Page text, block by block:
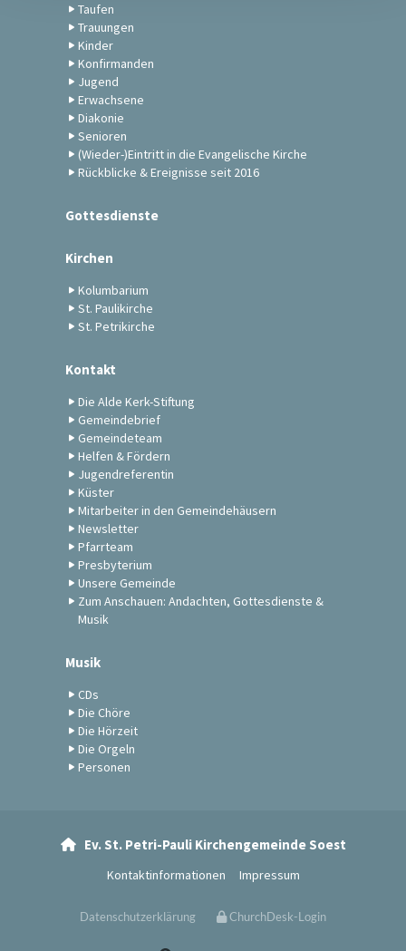
Taufen
Trauungen
Kinder
Konfirmanden
Jugend
Erwachsene
Diakonie
Senioren
(Wieder-)Eintritt in die Evangelische Kirche
Rückblicke & Ereignisse seit 2016
Gottesdienste
Kirchen
Kolumbarium
St. Paulikirche
St. Petrikirche
Kontakt
Die Alde Kerk-Stiftung
Gemeindebrief
Gemeindeteam
Helfen & Fördern
Jugendreferentin
Küster
Mitarbeiter in den Gemeindehäusern
Newsletter
Pfarrteam
Presbyterium
Unsere Gemeinde
Zum Anschauen: Andachten, Gottesdienste &
Musik
Musik
CDs
Die Chöre
Die Hörzeit
Die Orgeln
Personen
Ev. St. Petri-Pauli Kirchengemeinde Soest
Kontaktinformationen Impressum
Datenschutzerklärung ChurchDesk-Login